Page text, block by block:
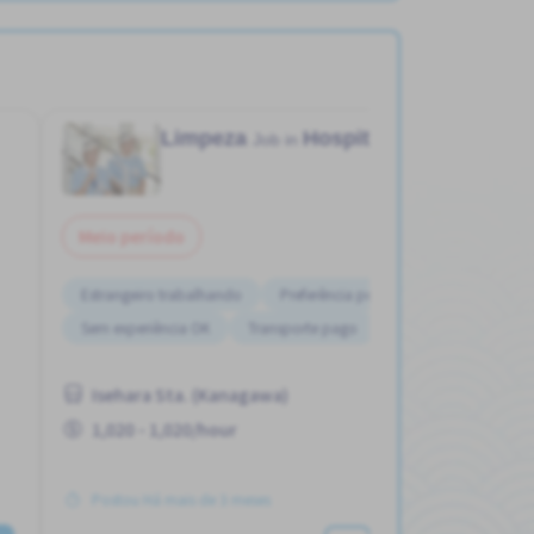
Limpeza Hospital
Estrangeiro trabalhando
Preferência por Mulheres
Sem experiência OK
Transporte pago
Isehara Sta. (Kanagawa)
1,020 - 1,020/hour